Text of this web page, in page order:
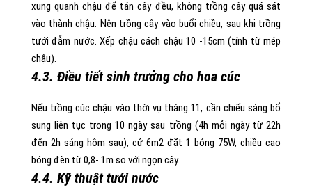
xung quanh chậu để tán cây đều, không trồng cây quá sát
vào thành chậu. Nên trồng cây vào buổi chiều, sau khi trồng
tưới đẫm nước. Xếp chậu cách chậu 10 -15cm (tính từ mép
chậu).
4.3. Điều tiết sinh trưởng cho hoa cúc
Nếu trồng cúc chậu vào thời vụ tháng 11, cần chiếu sáng bổ
sung liên tục trong 10 ngày sau trồng (4h mỗi ngày từ 22h
đến 2h sáng hôm sau), cứ 6m2 đặt 1 bóng 75W, chiều cao
bóng đèn từ 0,8- 1m so với ngọn cây.
4.4. Kỹ thuật tưới nước